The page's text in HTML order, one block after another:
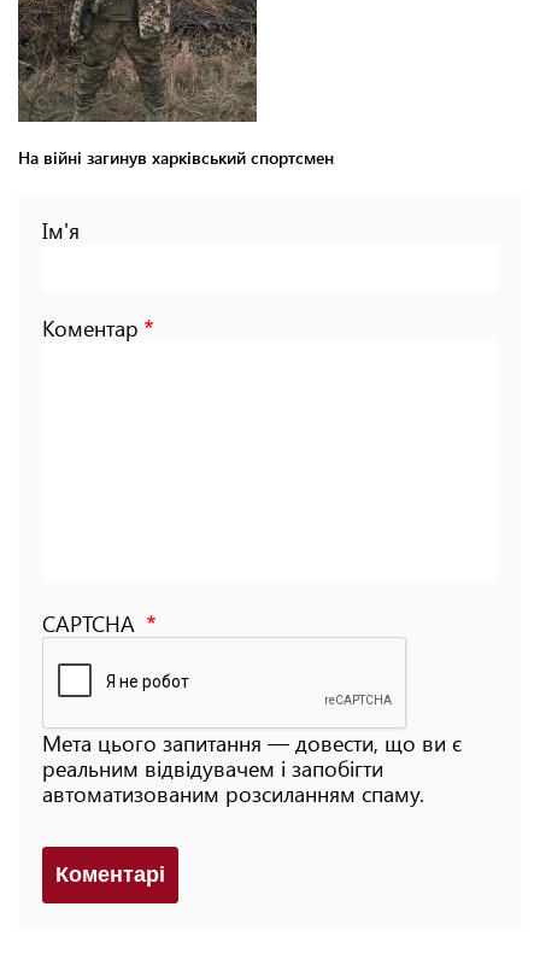
На війні загинув харківський спортсмен
Ім'я
Коментар
CAPTCHA
Мета цього запитання — довести, що ви є
реальним відвідувачем і запобігти
автоматизованим розсиланням спаму.
Коментарi